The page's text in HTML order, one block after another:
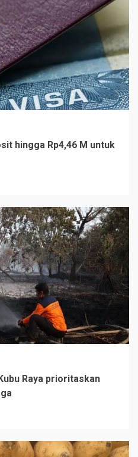
hingga Rp4,46 M untuk
Raya prioritaskan